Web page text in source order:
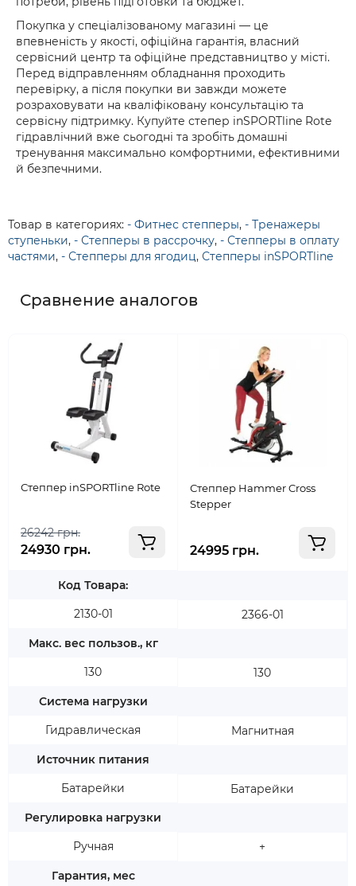
Покупка у спеціалізованому магазині — це
впевненість у якості, офіційна гарантія, власний
сервісний центр та офіційне представництво у місті.
Перед відправленням обладнання проходить
перевірку, а після покупки ви завжди можете
розраховувати на кваліфіковану консультацію та
сервісну підтримку. Купуйте степер inSPORTline Rote
гідравлічний вже сьогодні та зробіть домашні
тренування максимально комфортними, ефективними
й безпечними.
Товар в категориях: - Фитнес степперы, - Тренажеры
ступеньки, - Степперы в рассрочку, - Степперы в оплату
частями, - Степперы для ягодиц, Степперы inSPORTline
Сравнение аналогов
Степпер inSPORTline Rote
26242 грн.
24930 грн.
Код Товара:
2130-01
Макс. вес пользов., кг
130
Система нагрузки
Гидравлическая
Источник питания
Батарейки
Регулировка нагрузки
Ручная
Гарантия, мес
Степпер Hammer Cross
Stepper
24995 грн.
2366-01
130
Магнитная
Батарейки
+